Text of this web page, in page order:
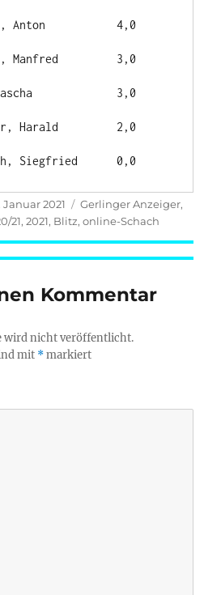
Januar 2021 Kategorien
Gerlinger Anzeiger,
21,2021, Blitz,online-Schach
Kommentar
wird nicht veröffentlicht.
mit *markiert